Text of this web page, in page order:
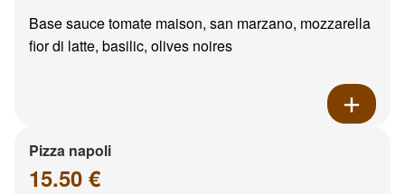
Base sauce tomate maison, san marzano, mozzarella
fior di latte, basilic, olives noires
Pizza napoli
15.50 €